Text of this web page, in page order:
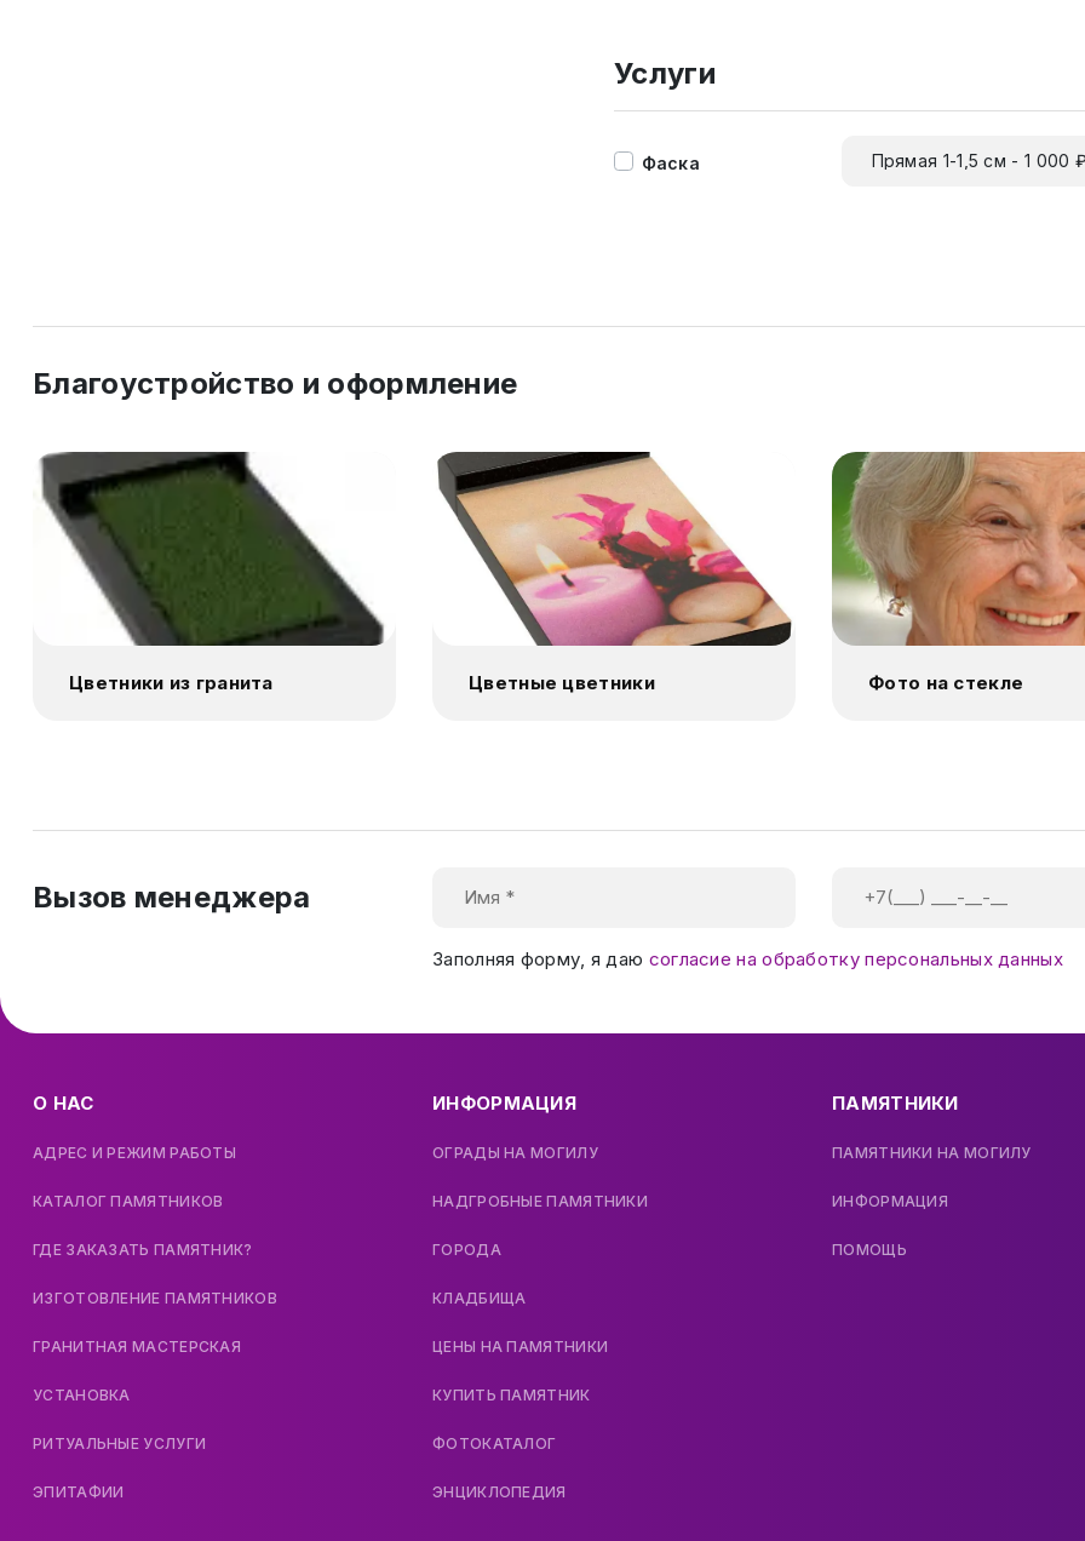
Услуги
Фаска Прямая 1-1,5 см - 1 000
Благоустройство и оформление
Цветники из гранита Цветные цветники Фото на стекле
Вызов менеджера
Заполняя форму, я даю согласие на обработку персональных данных
О НАС
АДРЕС И РЕЖИМ РАБОТЫ
КАТАЛОГ ПАМЯТНИКОВ
ГДЕ ЗАКАЗАТЬ ПАМЯТНИК?
ИЗГОТОВЛЕНИЕ ПАМЯТНИКОВ
ГРАНИТНАЯ МАСТЕРСКАЯ
УСТАНОВКА
РИТУАЛЬНЫЕ УСЛУГИ
ЭПИТАФИИ
ИНФОРМАЦИЯ
ОГРАДЫ НА МОГИЛУ
НАДГРОБНЫЕ ПАМЯТНИКИ
ГОРОДА
КЛАДБИЩА
ЦЕНЫ НА ПАМЯТНИКИ
КУПИТЬ ПАМЯТНИК
ФОТОКАТАЛОГ
ЭНЦИКЛОПЕДИЯ
ПАМЯТНИКИ
ПАМЯТНИКИ НА МОГИЛУ
ИНФОРМАЦИЯ
ПОМОЩЬ